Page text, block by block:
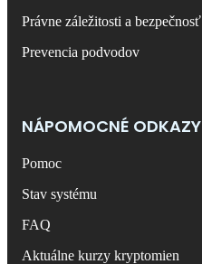
Právne záležitosti a bezpečnosť
Prevencia podvodov
NÁPOMOCNÉ ODKAZY
Pomoc
Stav systému
FAQ
Aktuálne kurzy kryptomien